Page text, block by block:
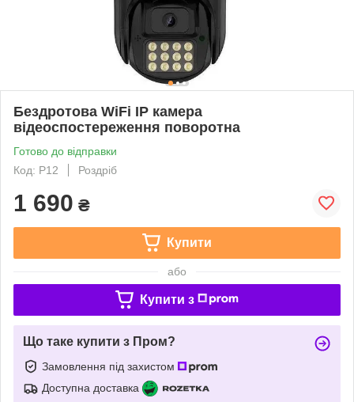
Бездротова WiFi IP камера
відеоспостереження поворотна
Готово до відправки
Код: P12
Роздріб
1 690 ₴
Купити
або
Купити з
Що таке купити з Пром?
Замовлення під захистом
Доступна доставка